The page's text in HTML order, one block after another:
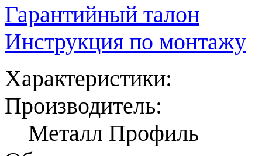
Гарантийный талон
Инструкция по монтажу
Характеристики:
Производитель:
Металл Профиль